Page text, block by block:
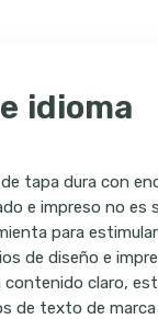
idioma
tapa dura con
e impreso no es
para
de diseño e
claro,
de texto de